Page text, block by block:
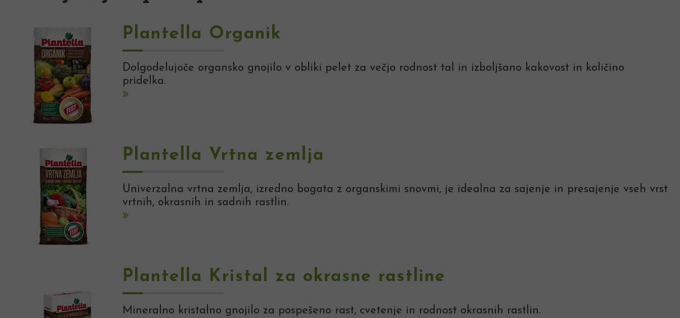
Plantella Organik
Dolgodelujoče organsko gnojilo v obliki pelet za večjo rodnost tal in izboljšano kakovost in količino
pridelka.
Plantella Vrtna zemlja
Univerzalna vrtna zemlja, izredno bogata z organskimi snovmi, je idealna za sajenje in presajenje vseh vrst
vrtnih, okrasnih in sadnih rastlin.
Plantella Kristal za okrasne rastline
Mineralno kristalno gnojilo za pospešeno rast, cvetenje in rodnost okrasnih rastlin.